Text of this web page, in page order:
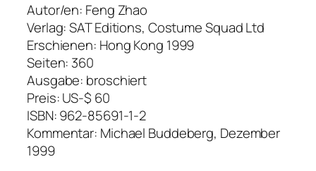
Autor/en: Feng Zhao
Verlag: SAT Editions, Costume Squad Ltd
Erschienen: Hong Kong 1999
Seiten: 360
Ausgabe: broschiert
Preis: US-$ 60
ISBN: 962-85691-1-2
Kommentar: Michael Buddeberg, Dezember
1999